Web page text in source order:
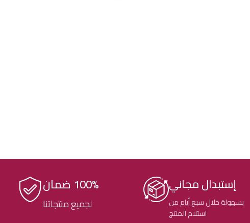
إستبدال مجاني
بسهولة خلال سبع أيام من
استلام المنتج
100% ضمان
لجميع منتجاتنا